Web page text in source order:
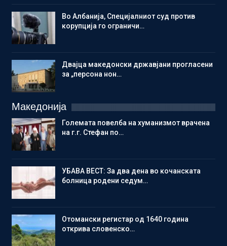
Во Албанија, Специјалниот суд против
корупција го ограничи…
Двајца македонски државјани прогласени
за „персона нон…
Македонија
Големата повелба на хуманизмот врачена
на г.г. Стефан по…
УБАВА ВЕСТ: За два дена во кочанската
болница родени седум…
Отомански регистар од 1640 година
открива словенско…